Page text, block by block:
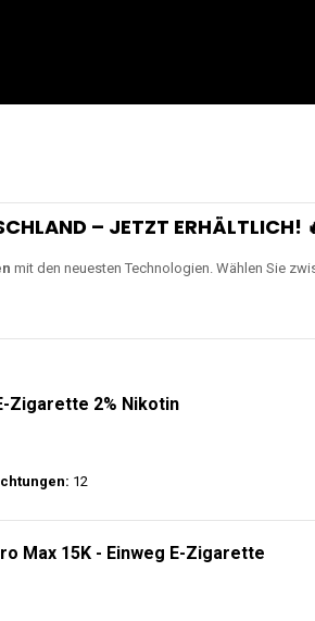
– JETZT ERHÄLTLICH!
mit den neuesten Technologien. Wählen Sie
Zigarette 2% Nikotin
12
Max 15K - Einweg E-Zigarette